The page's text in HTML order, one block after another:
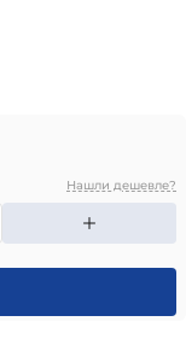
Нашли дешевле?